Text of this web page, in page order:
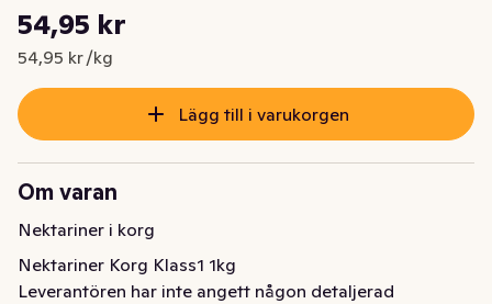
Nuvarande pris är: 54,95 kr
54,95 kr
54,95 kr /kg
Styckpris: 54,95 kr /kg
Lägg till i varukorgen
Om varan
Nektariner i korg
Nektariner Korg Klass1 1kg
Leverantören har inte angett någon detaljerad